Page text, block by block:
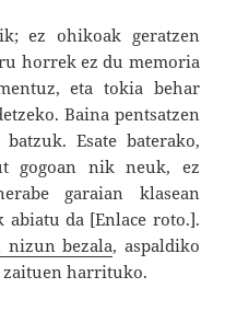
ez ohikoak geratzen
horrek ez du memoria
eta tokia behar
Baina pentsatzen
Esate baterako,
gogoan nik neuk, ez
garaian klasean
abiatu da [Enlace roto.].
nizun bezala, aspaldiko
zaituen harrituko.